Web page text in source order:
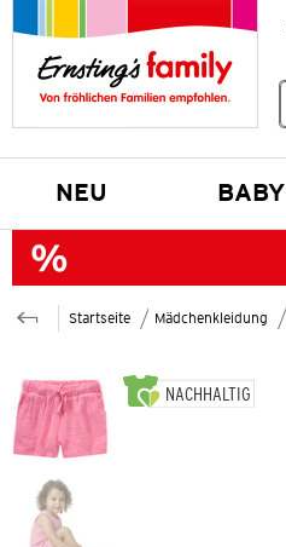
NEU BABY
Startseite Mädchenkleidung
NACHHALTIG